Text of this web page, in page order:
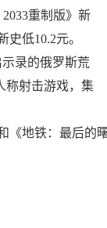
重制版》新
低10.2元。
录的俄罗斯荒
称射击游戏，集
《地铁：最后的